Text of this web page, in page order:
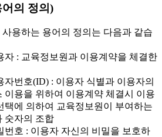
의 정의)
사용하는 용어의 정의는 다음과 같습
: 교육정보원과 이용계약을 체결한
번호(ID) : 이용자 식별과 이용자의
이용을 위하여 이용계약 체결시 이용
택에 의하여 교육정보원이 부여하는
숫자의 조합
호 : 이용자 자신의 비밀을 보호하